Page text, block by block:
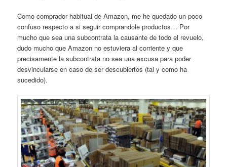
Como comprador habitual de Amazon, me he quedado un poco
confuso respecto a si seguir comprandole productos… Por
mucho que sea una subcontrata la causante de todo el revuelo,
dudo mucho que Amazon no estuviera al corriente y que
precisamente la subcontrata no sea una excusa para poder
desvincularse en caso de ser descubiertos (tal y como ha
sucedido).